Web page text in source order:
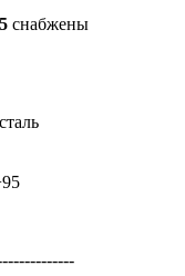
снабжены